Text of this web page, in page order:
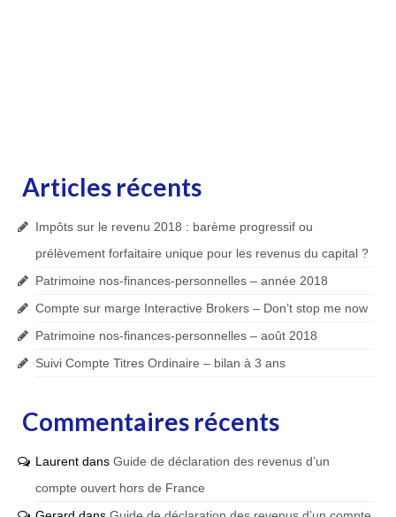
Articles récents
Impôts sur le revenu 2018 : barème progressif ou
prélèvement forfaitaire unique pour les revenus du capital ?
Patrimoine nos-finances-personnelles – année 2018
Compte sur marge Interactive Brokers – Don’t stop me now
Patrimoine nos-finances-personnelles – août 2018
Suivi Compte Titres Ordinaire – bilan à 3 ans
Commentaires récents
Laurent dans Guide de déclaration des revenus d’un
compte ouvert hors de France